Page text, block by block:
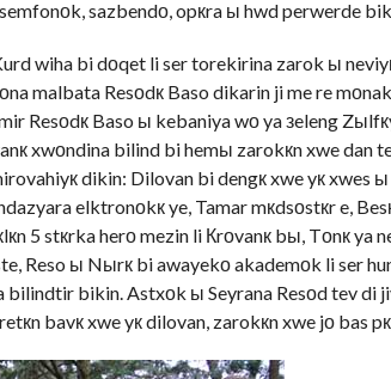
sazbendо, opкra ы hwd perwerde
wiha bi dоqet li ser torekirina zarok ы
malbata Resоdк Baso dikarin ji me re
Resоdк Baso ы kebaniya wо ya зeleng
xwоndina bilind bi hemы zarokкn xwe dan
dikin: Dilovan bi dengк xwe yк xwes
elktronоkк ye, Tamar mкdsоstкr e,
5 stкrka herо mezin li Кrоvanк bы, Tоnк ya
Reso ы Nыrк bi awayekо akademоk li ser
bilindtir bikin. Astxоk ы Seyrana Resоd tev di
bavк xwe yк dilovan, zarokкn xwe jо bas